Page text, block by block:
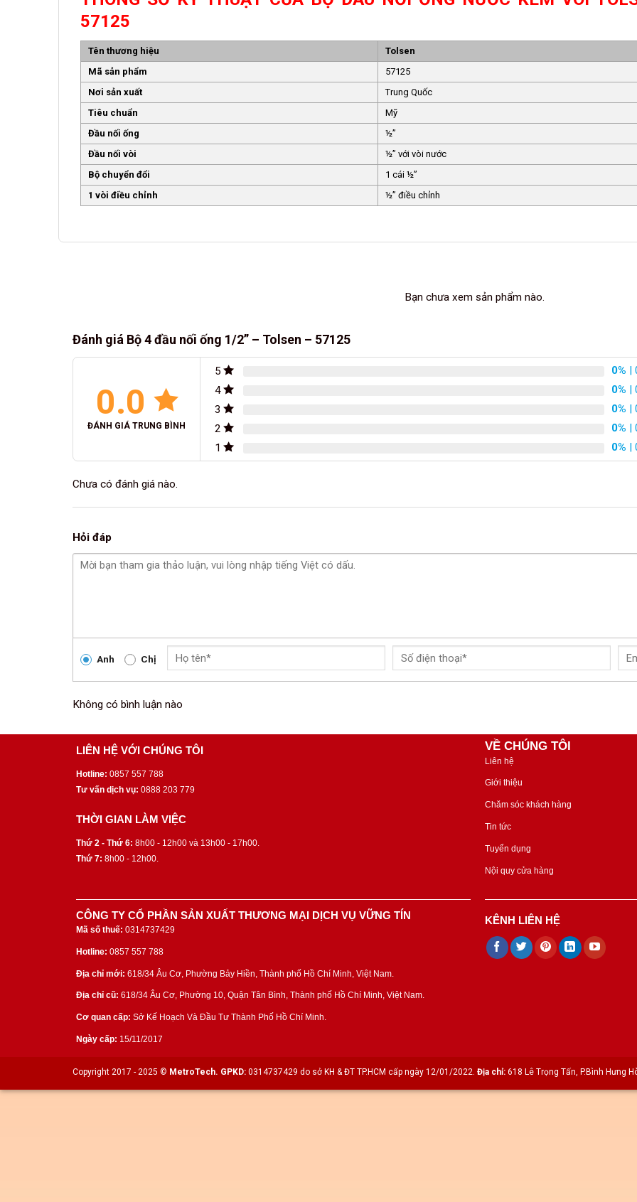
57125
Tên thương hiệu
Tolsen
Mã sản phẩm
57125
Nơi sản xuất
Trung Quốc
Tiêu chuẩn
Mỹ
Đầu nối ống
½’’
Đầu nối vòi
½’’ với vòi nước
Bộ chuyển đổi
1 cái ½’’
1 vòi điều chỉnh
½’’ điều chỉnh
Bạn chưa xem sản phẩm nào.
Đánh giá Bộ 4 đầu nối ống 1/2” – Tolsen – 57125
0.0
ĐÁNH GIÁ TRUNG BÌNH
5 0% |
4
0% |
3
0% |
2
0% |
1
0% |
Chưa có đánh giá nào.
Hỏi đáp
Anh Chị
Không có bình luận nào
LIÊN HỆ VỚI CHÚNG TÔI
Hotline: 0857 557 788
Tư vấn dịch vụ: 0888 203 779
THỜI GIAN LÀM VIỆC
Thứ 2 - Thứ 6: 8h00 - 12h00 và 13h00 - 17h00.
Thứ 7: 8h00 - 12h00.
VỀ CHÚNG TÔI
Liên hệ
Giới thiệu
Chăm sóc khách hàng
Tin tức
Tuyển dụng
Nội quy cửa hàng
CÔNG TY CỔ PHẦN SẢN XUẤT THƯƠNG MẠI DỊCH VỤ VỮNG TÍN
Mã số thuế: 0314737429
Hotline: 0857 557 788
Địa chỉ mới: 618/34 Âu Cơ, Phường Bảy Hiền, Thành phố Hồ Chí Minh, Việt Nam.
Địa chỉ cũ: 618/34 Âu Cơ, Phường 10, Quận Tân Bình, Thành phố Hồ Chí Minh, Việt Nam.
Cơ quan cấp: Sở Kế Hoạch Và Đầu Tư Thành Phố Hồ Chí Minh.
Ngày cấp: 15/11/2017
KÊNH LIÊN HỆ
Copyright 2017 - 2025 © MetroTech. GPKD: 0314737429 do sở KH & ĐT TP.HCM cấp ngày 12/01/2022. Địa chỉ: 618 Lê Trọng Tấn, P.Bình Hưng